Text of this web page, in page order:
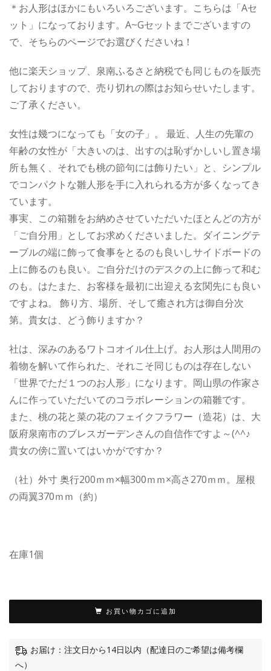
＊お人形はほかにもいろいろございます。こちらは「Aセ
ット」になっております。A~Gセットまでございますの
で、そちらのページでお選びくださいね！
他に楽天ショップ、泉南ふるさと納税でも同じものを販売
しておりますので、売り切れの際はお知らせいたします。
ご了承ください。
女性は幾つになっても「女の子」。 最近、人生の先輩の
年齢の女性が「大きいのは、出すのは恥ずかしいし置き場
所も無く、それでも桃の節句には飾りたい」と、シンプル
でコンパクトな雛人形を手に入れられる方が多くなってき
ています。
事実、この箱雛をお納めさせていただいたほとんどの方が
「ご自分用」としてお求めくださいました。ダイニングテ
ーブルの端に飾って食事をとるのも良いしサイドボードの
上に飾るのも良い。ご自分だけのデスクの上に飾って和む
のも。はたまた、お客様を最初に出迎える玄関先にも良い
ですよね。 飾り方、場所、そして癒され方は御自分次
第。貴女は、どう飾りますか？
社は、深みのあるワトコオイル仕上げ。お人形は人間用の
着物を解いて作られた、それこそ同じものは存在しない
「世界でただ１つのお人形」になります。岡山県の作家さ
んに作っていただいてのコラボレーションの箱雛です。
また、桃の花と菜の花のフェイクフラワー（造花）は、大
阪府泉南市のブレスガーデンさんの自信作ですよ～(^^♪
貴女の傍に置いてはいかがですか？
（社）外寸 奥行200ｍｍ×幅300ｍｍ×高さ270ｍｍ。屋根
の両翼370ｍｍ（約）
在庫1個
お買い物カゴに追加
お届け：注文日から14日以内（配達日のご希望は備考欄
へ）